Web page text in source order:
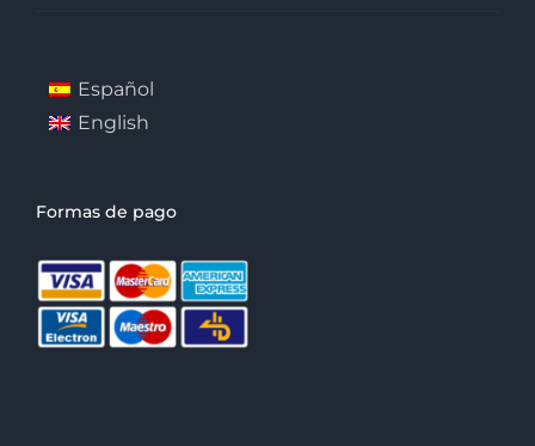
Español
English
Formas de pago